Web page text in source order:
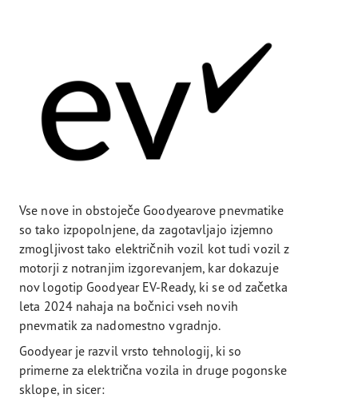
Vse nove in obstoječe Goodyearove pnevmatike
so tako izpopolnjene, da zagotavljajo izjemno
zmogljivost tako električnih vozil kot tudi vozil z
motorji z notranjim izgorevanjem, kar dokazuje
nov logotip Goodyear EV-Ready, ki se od začetka
leta 2024 nahaja na bočnici vseh novih
pnevmatik za nadomestno vgradnjo.
Goodyear je razvil vrsto tehnologij, ki so
primerne za električna vozila in druge pogonske
sklope, in sicer: